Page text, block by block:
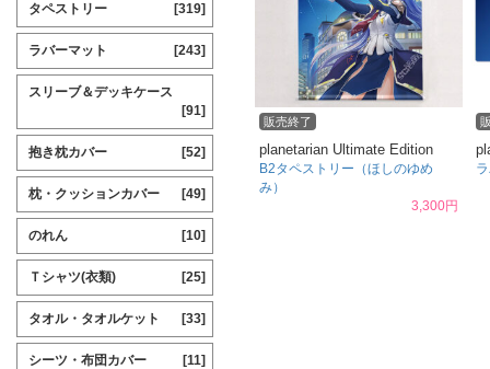
販売終了
planetarian Ultimate Edition
B2タペストリー（ほしのゆめ
み）
3,300円
タペストリー [319]
ラバーマット [243]
スリーブ＆デッキケース
[91]
抱き枕カバー [52]
枕・クッションカバー [49]
のれん [10]
Ｔシャツ(衣類) [25]
タオル・タオルケット [33]
シーツ・布団カバー [11]